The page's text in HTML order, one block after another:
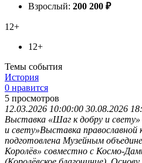
Взрослый: 200 200 ₽
12+
12+
Темы события
История
0 нравится
5 просмотров
12.03.2026 10:00:00 30.08.2026
Выставка «Шаг к добру и свету»
и свету»Выставка православной
подготовлена Музейным
Королёв» совместно с Космо-